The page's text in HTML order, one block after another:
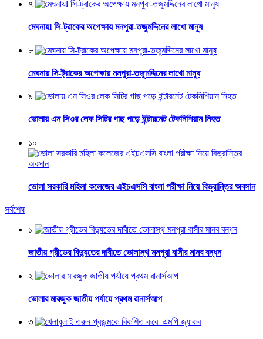
৭
মেঘনায়l সি-ট্রাকের অপেক্ষায় মনপুরা-তজুমদ্দিনের লাখো মানুষ
৮
মেঘনায় সি-ট্রাকের অপেক্ষায় মনপুরা-তজুমদ্দিনের লাখো মানুষ
৯
ভোলায় এন সিওর লেক সিটির গাছ পড়ে ইন্টারনেট টেকনিশিয়ান নিহত
১০
ভোলা সরকারি মহিলা কলেজের এইচএসসি বাংলা পরীক্ষা নিয়ে বিভ্রান্তির অবসান
সর্বশেষ
১
জাতীয় গ্রীডের বিদ্যুতের দাবীতে ভোলাস্থ মনপুরা বাসীর মানব বন্ধন
২
ভোলার মারজুক জাতীয় পর্যায়ে প্রথম রানার্সআপ
৩